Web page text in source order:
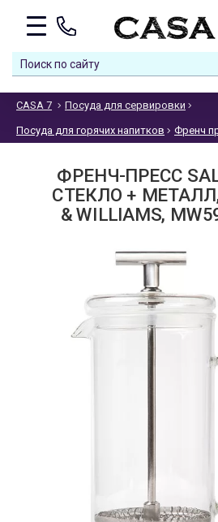
CASA 7 Посуда для сервировки
Посуда для горячих напитков Френч
ФРЕНЧ-ПРЕСС
СТЕКЛО + МЕТАЛЛ,
& WILLIAMS,